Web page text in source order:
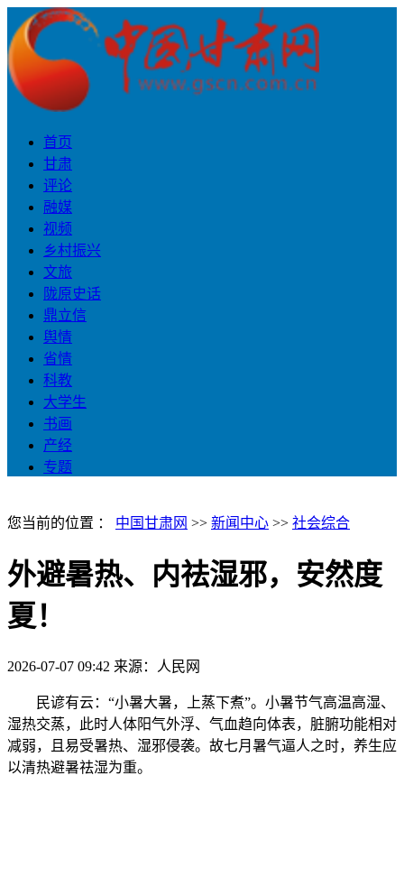
首页
甘肃
评论
融媒
视频
乡村振兴
文旅
陇原史话
鼎立信
舆情
省情
科教
大学生
书画
产经
专题
您当前的位置 ： 中国甘肃网 >> 新闻中心 >> 社会综合
外避暑热、内祛湿邪，安然度
夏！
2026-07-07 09:42 来源：人民网
民谚有云：“小暑大暑，上蒸下煮”。小暑节气高温高湿、
湿热交蒸，此时人体阳气外浮、气血趋向体表，脏腑功能相对
减弱，且易受暑热、湿邪侵袭。故七月暑气逼人之时，养生应
以清热避暑祛湿为重。